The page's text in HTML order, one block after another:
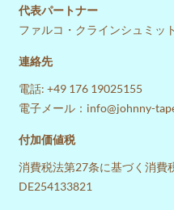
代表パートナー
ファルコ・クラインシュミッ
連絡先
電話: +49 176 19025155
電子メール ：info@johnny-
付加価値税
消費税法第27条に基づく消費
DE254133821